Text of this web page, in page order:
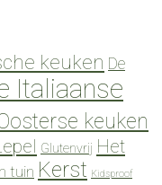
keuken De
Italiaanse
keuken
Glutenvrij Het
tuin Kerst Kidsproof